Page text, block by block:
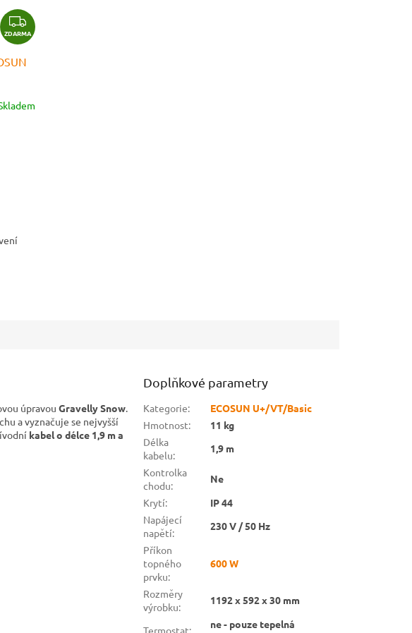
Z
D
A
R
A
ZDARMA
úpravou Gravelly Snow.
a vyznačuje se nejvyšší
kabel o délce 1,9 m a
Doplňkové parametry
Kategorie:
ECOSUN U+/VT/Basic
Hmotnost:
11 kg
Délka
kabelu:
1,9 m
Kontrolka
chodu:
Ne
Krytí:
IP 44
Napájecí
napětí:
230 V / 50 Hz
Příkon
topného
prvku:
600 W
Rozměry
výrobku:
1192 x 592 x 30 mm
Termostat:
ne - pouze tepelná